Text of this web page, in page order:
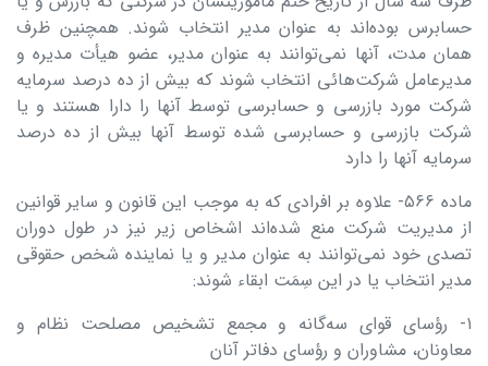
حسابرس بوده‌اند به عنوان مدیر انتخاب شوند. همچنین ظرف
همان مدت، آنها نمی‌توانند به عنوان مدیر، عضو هیأت مدیره و
مدیرعامل شرکت‌هائی انتخاب شوند که بیش از ده‌ درصد سرمایه
شرکت مورد بازرسی و حسابرسی توسط آنها را دارا هستند و یا
شرکت بازرسی و حسابرسی شده توسط آنها بیش از ده ‌درصد
سرمایه آنها را دارد
ماده ۵۶۶- علاوه بر افرادی که به موجب این قانون و سایر قوانین
از مدیریت شرکت منع شده‌اند اشخاص زیر نیز در طول دوران
تصدی خود نمی‌توانند به عنوان مدیر و یا نماینده شخص حقوقی
مدیر انتخاب یا در این سِمَت ابقاء شوند:
۱- رؤسای قوای سه‌گانه و مجمع تشخیص مصلحت نظام و
معاونان، مشاوران‌ و رؤسای دفاتر آنان